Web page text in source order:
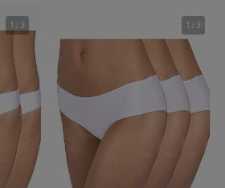
1 / 3 1 / 3